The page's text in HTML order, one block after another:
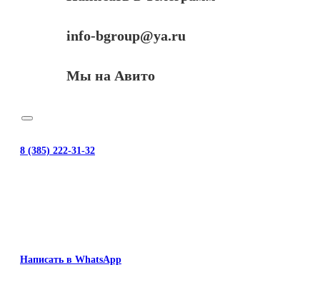
info-bgroup@ya.ru
Мы на Авито
8 (385) 222-31-32
Написать в WhatsApp